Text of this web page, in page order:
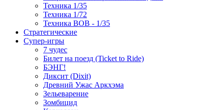
Техника 1/35
Техника 1/72
Техника ВОВ - 1/35
Стратегические
Супер-игры
7 чудес
Билет на поезд (Ticket to Ride)
БЭНГ!
Диксит (Dixit)
Древний Ужас Аркхэма
Зельеварение
Зомбицид